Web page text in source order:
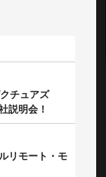
チュアズ
説明会！
リモート・モ